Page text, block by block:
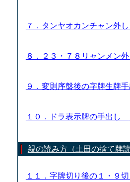
７．タンヤオカンチャン外
８．２３・７８リャンメン
９．変則序盤後の字牌生牌
１０．ドラ表示牌の手出し
親の読み方（土田の捨て牌読
１１．字牌切り後の１・９